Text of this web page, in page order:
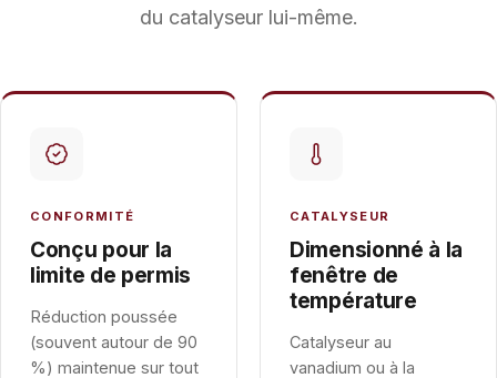
du catalyseur lui-même.
CONFORMITÉ
Conçu pour la
limite de permis
Réduction poussée
(souvent autour de 90
%) maintenue sur tout
CATALYSEUR
Dimensionné à la
fenêtre de
température
Catalyseur au
vanadium ou à la